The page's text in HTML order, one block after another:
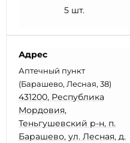
5 шт.
Адрес
Аптечный пункт
(Барашево, Лесная, 38)
431200, Республика
Мордовия,
Теньгушевский р-н, п.
Барашево, ул. Лесная, д.